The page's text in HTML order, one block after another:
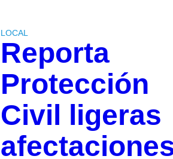
LOCAL
Reporta
Protección
Civil ligeras